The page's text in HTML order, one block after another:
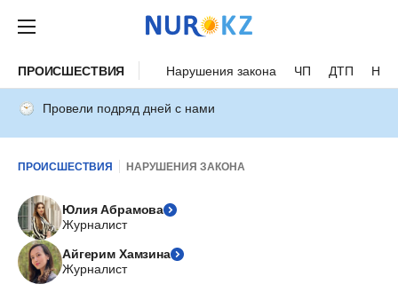
ПРОИСШЕСТВИЯ Нарушения закона ЧП ДТП
Провели подряд дней с нами
ПРОИСШЕСТВИЯ НАРУШЕНИЯ ЗАКОНА
Юлия Абрамова
Журналист
Айгерим Хамзина
Журналист